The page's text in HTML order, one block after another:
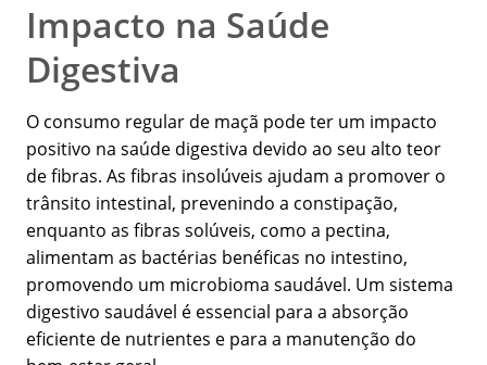
Impacto na Saúde
Digestiva
O consumo regular de maçã pode ter um impacto
positivo na saúde digestiva devido ao seu alto teor
de fibras. As fibras insolúveis ajudam a promover o
trânsito intestinal, prevenindo a constipação,
enquanto as fibras solúveis, como a pectina,
alimentam as bactérias benéficas no intestino,
promovendo um microbioma saudável. Um sistema
digestivo saudável é essencial para a absorção
eficiente de nutrientes e para a manutenção do